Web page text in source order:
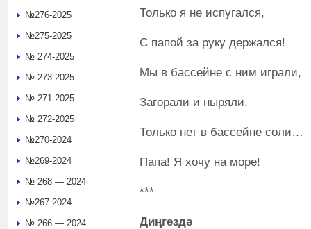
Только я не испугался,
С папой за руку держался!
Мы в бассейне с ним играли,
Загорали и ныряли.
Только нет в бассейне соли…
Папа! Я хочу на море!
***
Диңгездә
№276-2025
№275-2025
№ 274-2025
№ 273-2025
№ 271-2025
№ 272-2025
№270-2024
№269-2024
№ 268 — 2024
№267-2024
№ 266 — 2024